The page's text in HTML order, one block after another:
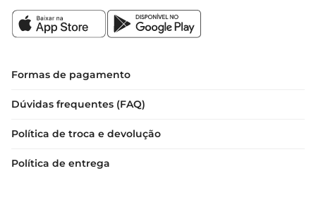
Formas de pagamento
Dúvidas frequentes (FAQ)
Política de troca e devolução
Política de entrega